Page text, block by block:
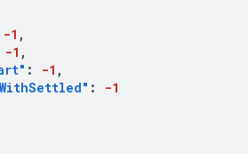
-1 ,
-1 ,
: -1 ,
:
-1